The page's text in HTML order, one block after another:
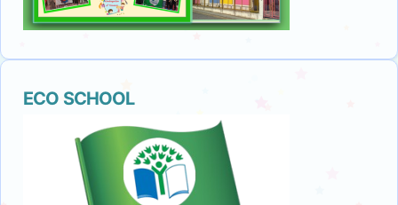
ECO SCHOOL